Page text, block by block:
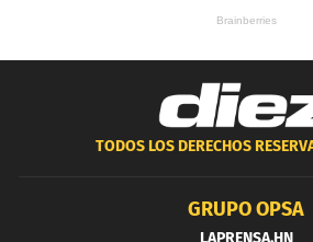
TODOS LOS DERECHOS
GRUPO OPSA
LAPRENSA.HN